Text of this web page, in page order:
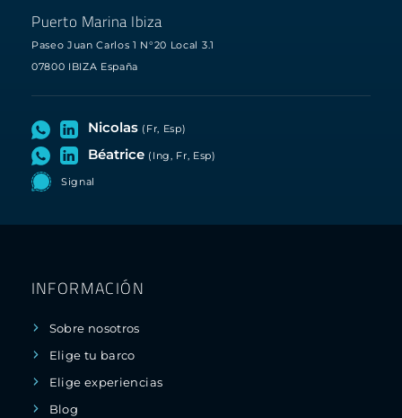
Puerto Marina Ibiza
Paseo Juan Carlos 1 N°20 Local 3.1
07800 IBIZA España
Nicolas (Fr, Esp)
Béatrice (Ing, Fr, Esp)
Signal
INFORMACIÓN
Sobre nosotros
Elige tu barco
Elige experiencias
Blog